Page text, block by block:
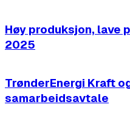
Høy produksjon,
2025
TrønderEnergi Kraft
samarbeidsavtale